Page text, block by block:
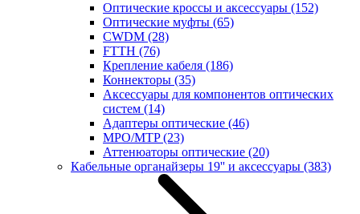
Оптические кроссы и аксессуары (152)
Оптические муфты (65)
CWDM (28)
FTTH (76)
Крепление кабеля (186)
Коннекторы (35)
Аксессуары для компонентов оптических
систем (14)
Адаптеры оптические (46)
MPO/MTP(23)
Аттенюаторы оптические (20)
Кабельные органайзеры 19'' и аксессуары (383)